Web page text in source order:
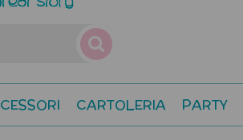
CARTOLERIA PARTY